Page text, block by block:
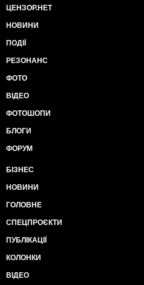
ЦЕНЗОР.НЕТ
НОВИНИ
ПОДІЇ
РЕЗОНАНС
ФОТО
ВІДЕО
ФОТОШОПИ
БЛОГИ
ФОРУМ
БІЗНЕС
НОВИНИ
ГОЛОВНЕ
СПЕЦПРОЄКТИ
ПУБЛІКАЦІЇ
КОЛОНКИ
ВІДЕО